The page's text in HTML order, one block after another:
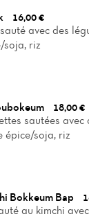
16,00 €
avec des
soja, riz
18,00 €
sautées avec
épice/soja, riz
Bokkeum Bap
au kimchi